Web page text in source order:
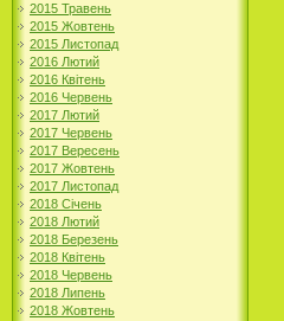
2015 Травень
2015 Жовтень
2015 Листопад
2016 Лютий
2016 Квітень
2016 Червень
2017 Лютий
2017 Червень
2017 Вересень
2017 Жовтень
2017 Листопад
2018 Січень
2018 Лютий
2018 Березень
2018 Квітень
2018 Червень
2018 Липень
2018 Жовтень